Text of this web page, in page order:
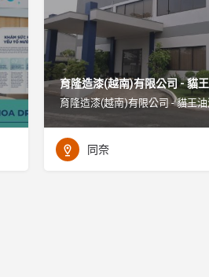
育隆造漆(越南)有限公司 - 貓
育隆造漆(越南)有限公司 - 貓王
同奈